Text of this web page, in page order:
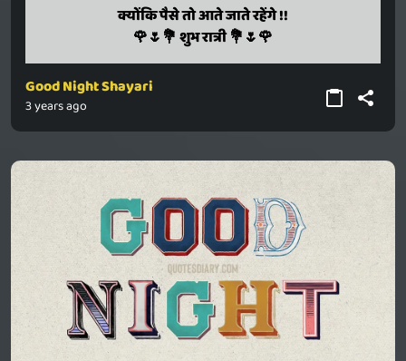
क्योंकि पैसे तो आते जाते रहेंगे !!
🌹🌷💐 शुभ रात्री 💐🌷🌹
kyonki paise to aate jaate rahenge !!
🌹🌷💐 shubh raatri 💐🌷🌹
Good Night Shayari
3 years ago